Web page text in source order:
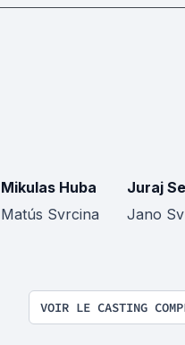
Mikulas Huba
Matús Svrcina
Juraj
Jano
VOIR LE CASTING